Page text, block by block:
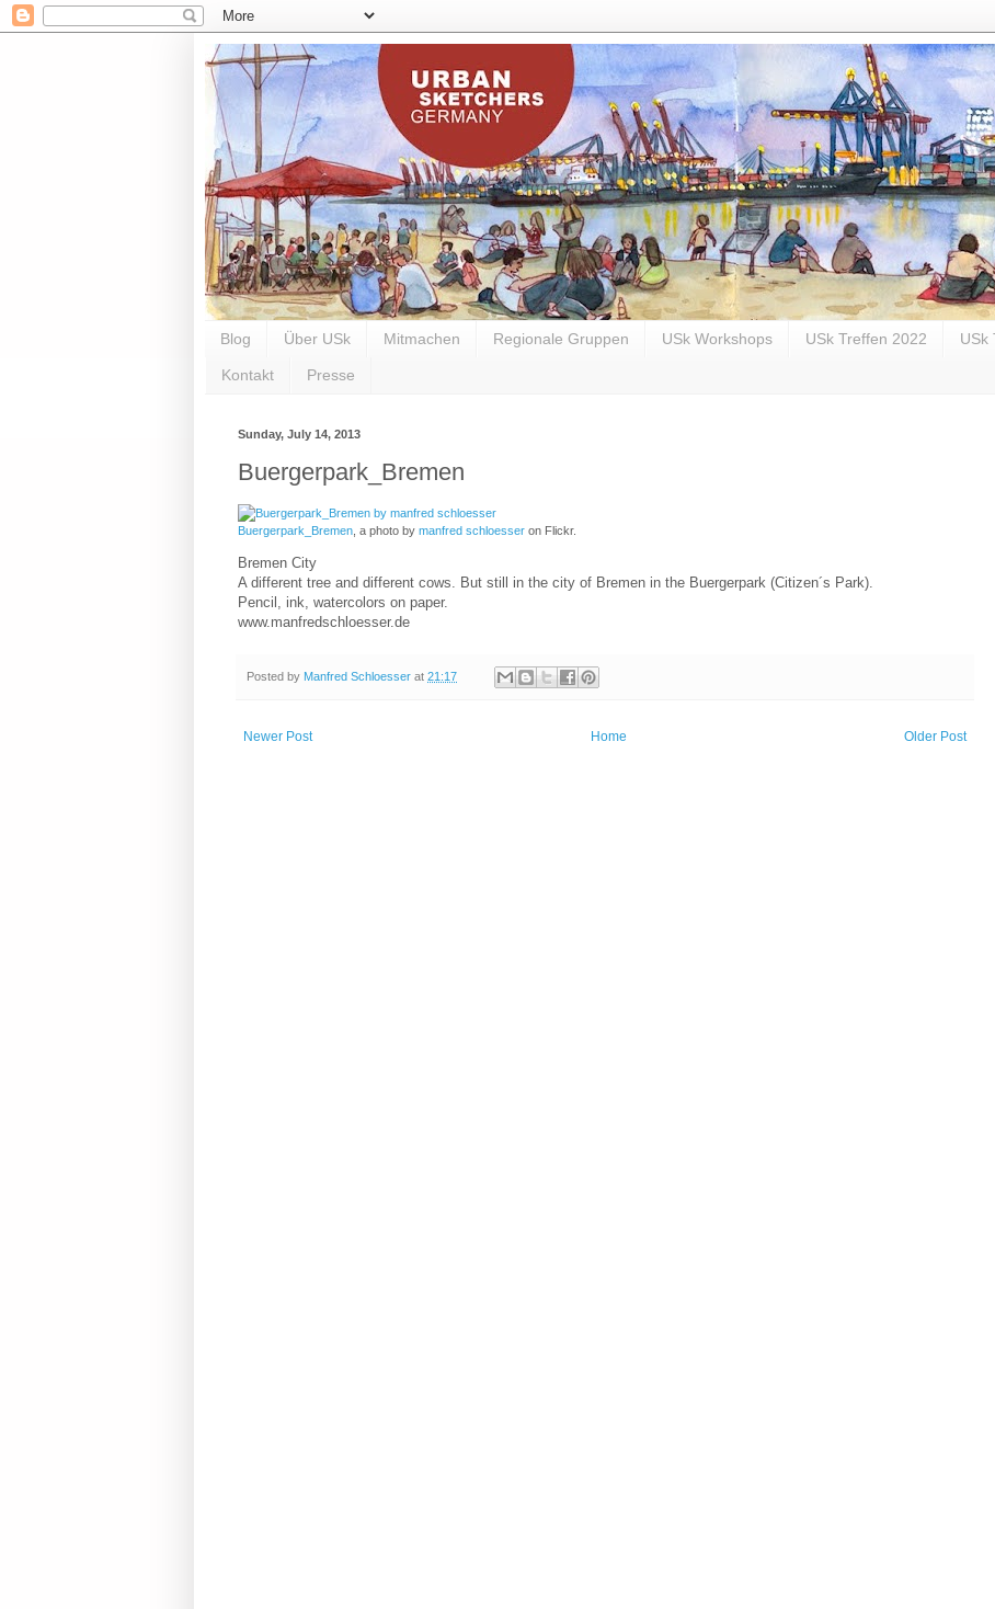
Blog Über USk Mitmachen Regionale Gruppen USk Workshops USk Treffen 2022 USk
Kontakt Presse
Sunday, July 14, 2013
Buergerpark_Bremen
Buergerpark_Bremen , a photo by manfred schloesser on Flickr.
Bremen City
A different tree and different cows. But still in the city of Bremen in the Buergerpark (Citizen´s Park).
Pencil, ink, watercolors on paper.
www.manfredschloesser.de
Posted by Manfred Schloesser at 21:17
Newer Post Older Post
Home